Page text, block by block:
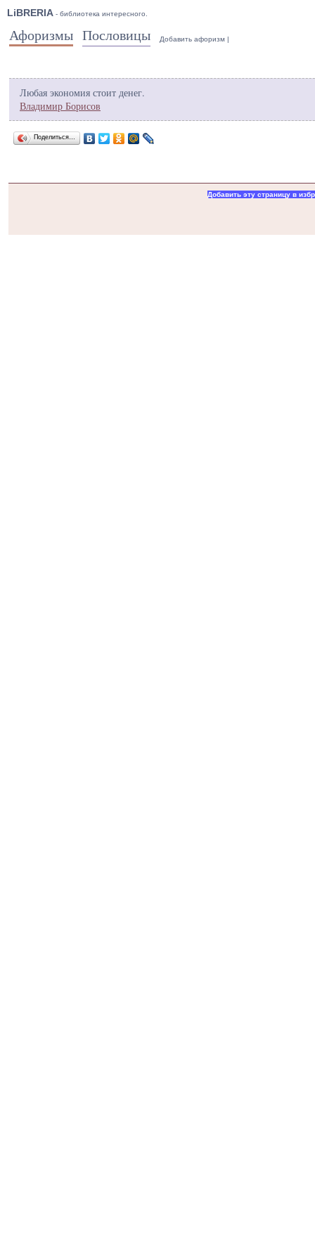
LiBRERIA - библиотека интересного.
Афоризмы Пословицы Добавить афоризм |
Любая экономия стоит денег.
Владимир Борисов
Поделиться…
Добавить эту страницу в